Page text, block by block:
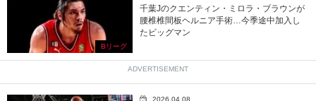
Bリーグ
千葉Jのクエンティン・ミロラ・ブラウンが
腰椎椎間板ヘルニア手術…今季途中加入し
たビッグマン
ADVERTISEMENT
2026.04.08